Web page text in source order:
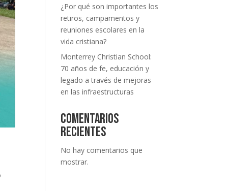
¿Por qué son importantes los
retiros, campamentos y
reuniones escolares en la
vida cristiana?
Monterrey Christian School:
70 años de fe, educación y
legado a través de mejoras
en las infraestructuras
Comentarios
recientes
No hay comentarios que
mostrar.